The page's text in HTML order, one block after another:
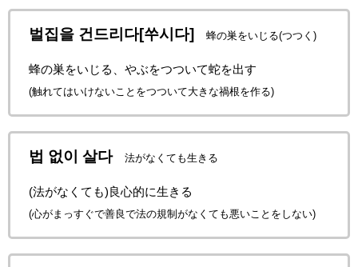
벌집을 건드리다[쑤시다] 蜂の巣をいじる(つつく)
蜂の巣をいじる、やぶをつついて蛇を出す
(触れてはいけないことをつついて大きな禍根を作る)
법 없이 살다 法がなくても生きる
(法がなくても)良心的に生きる
(心がまっすぐで善良で法の規制がなくても悪いことをしない)